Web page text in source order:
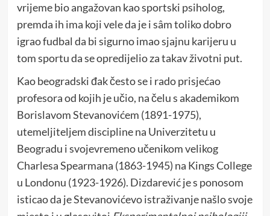
vrijeme bio angažovan kao sportski psiholog,
premda ih ima koji vele da je i sâm toliko dobro
igrao fudbal da bi sigurno imao sjajnu karijeru u
tom sportu da se opredijelio za takav životni put.
Kao beogradski đak često se i rado prisjećao
profesora od kojih je učio, na čelu s akademikom
Borislavom Stevanovićem (1891-1975),
utemeljiteljem discipline na Univerzitetu u
Beogradu i svojevremeno učenikom velikog
Charlesa Spearmana (1863-1945) na Kings College
u Londonu (1923-1926). Dizdarević je s ponosom
isticao da je Stevanovićevo istraživanje našlo svoje